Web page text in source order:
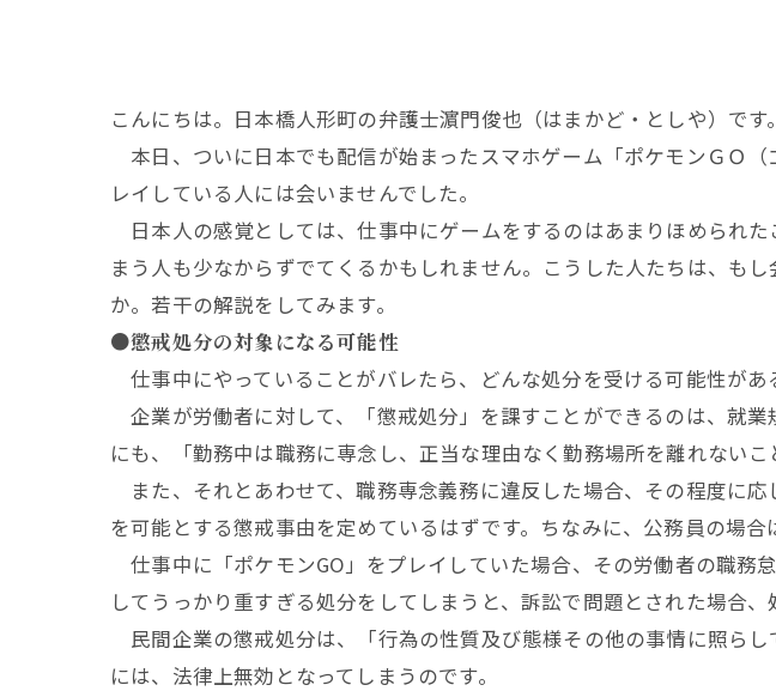
こんにちは。日本橋人形町の弁護士濵門俊也（はまかど・としや）です。
本日、ついに日本でも配信が始まったスマホゲーム「ポケモンＧＯ
レイしている人には会いませんでした。
日本人の感覚としては、仕事中にゲームをするのはあまりほめられ
まう人も少なからずでてくるかもしれません。こうした人たちは、も
か。若干の解説をしてみます。
●懲戒処分の対象になる可能性
仕事中にやっていることがバレたら、どんな処分を受ける可能性があ
企業が労働者に対して、「懲戒処分」を課すことができるのは、就
にも、「勤務中は職務に専念し、正当な理由なく勤務場所を離れない
また、それとあわせて、職務専念義務に違反した場合、その程度に
を可能とする懲戒事由を定めているはずです。ちなみに、公務員の場
仕事中に「ポケモンGO」をプレイしていた場合、その労働者の職務
してうっかり重すぎる処分をしてしまうと、訴訟で問題とされた場合、
民間企業の懲戒処分は、「行為の性質及び態様その他の事情に照ら
には、法律上無効となってしまうのです。